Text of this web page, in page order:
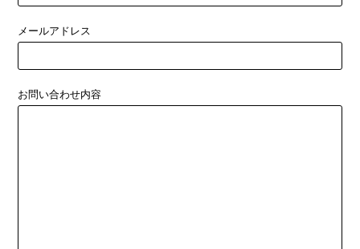
メールアドレス
お問い合わせ内容